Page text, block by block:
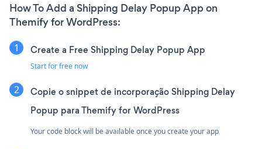
How To Add a Shipping Delay Popup App on
Themify for WordPress:
Create a Free Shipping Delay Popup App
Start for free now
Copie o snippet de incorporação Shipping Delay
Popup para Themify for WordPress
Your code block will be available once you create your app